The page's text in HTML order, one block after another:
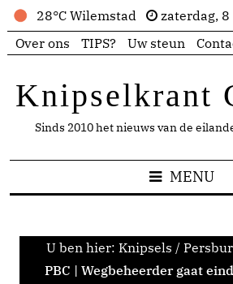
28°C Wilemstad
zaterdag,
Over ons
TIPS? Uw steun
Knipselkrant
Sinds 2010 het nieuws van de
MENU
U ben hier: Knipsels /
PBC | Wegbeheerder gaat